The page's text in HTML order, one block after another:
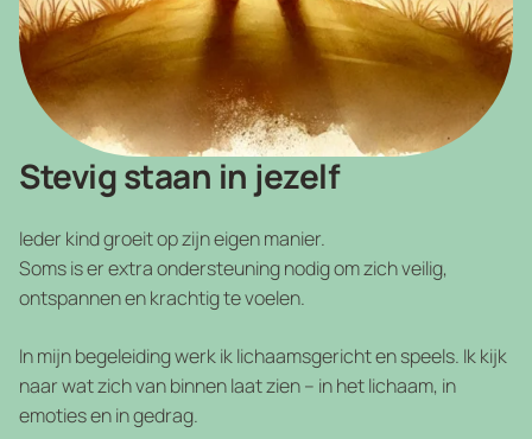
Stevig staan in jezelf
Ieder kind groeit op zijn eigen manier.
Soms is er extra ondersteuning nodig om zich veilig,
ontspannen en krachtig te voelen.
In mijn begeleiding werk ik lichaamsgericht en speels. Ik kijk
naar wat zich van binnen laat zien – in het lichaam, in
emoties en in gedrag.